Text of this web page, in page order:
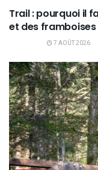
Trail : pourquoi il
et des
7 AOÛT 2026